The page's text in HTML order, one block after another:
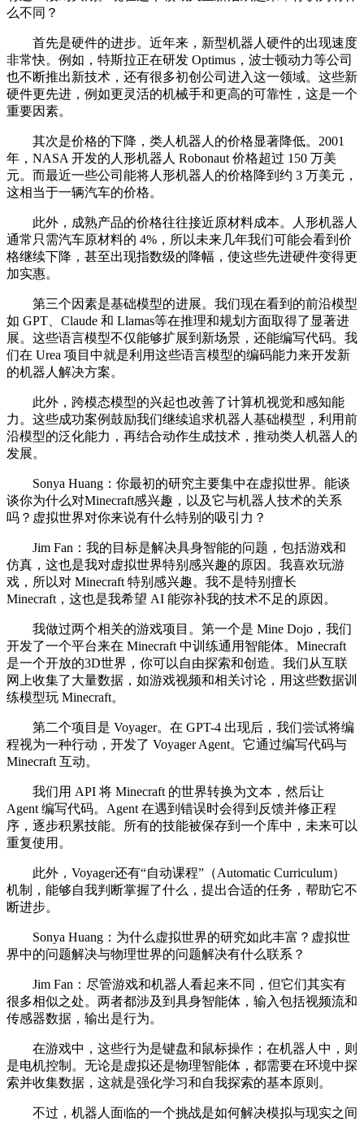
么不同？
首先是硬件的进步。近年来，新型机器人硬件的出现速度
非常快。例如，特斯拉正在研发 Optimus，波士顿动力等公司
也不断推出新技术，还有很多初创公司进入这一领域。这些新
硬件更先进，例如更灵活的机械手和更高的可靠性，这是一个
重要因素。
其次是价格的下降，类人机器人的价格显著降低。2001
年，NASA 开发的人形机器人 Robonaut 价格超过 150 万美
元。而最近一些公司能将人形机器人的价格降到约 3 万美元，
这相当于一辆汽车的价格。
此外，成熟产品的价格往往接近原材料成本。人形机器人
通常只需汽车原材料的 4%，所以未来几年我们可能会看到价
格继续下降，甚至出现指数级的降幅，使这些先进硬件变得更
加实惠。
第三个因素是基础模型的进展。我们现在看到的前沿模型
如 GPT、Claude 和 Llamas等在推理和规划方面取得了显著进
展。这些语言模型不仅能够扩展到新场景，还能编写代码。我
们在 Urea 项目中就是利用这些语言模型的编码能力来开发新
的机器人解决方案。
此外，跨模态模型的兴起也改善了计算机视觉和感知能
力。这些成功案例鼓励我们继续追求机器人基础模型，利用前
沿模型的泛化能力，再结合动作生成技术，推动类人机器人的
发展。
Sonya Huang：你最初的研究主要集中在虚拟世界。能谈
谈你为什么对Minecraft感兴趣，以及它与机器人技术的关系
吗？虚拟世界对你来说有什么特别的吸引力？
Jim Fan：我的目标是解决具身智能的问题，包括游戏和
仿真，这也是我对虚拟世界特别感兴趣的原因。我喜欢玩游
戏，所以对 Minecraft 特别感兴趣。我不是特别擅长
Minecraft，这也是我希望 AI 能弥补我的技术不足的原因。
我做过两个相关的游戏项目。第一个是 Mine Dojo，我们
开发了一个平台来在 Minecraft 中训练通用智能体。Minecraft
是一个开放的3D世界，你可以自由探索和创造。我们从互联
网上收集了大量数据，如游戏视频和相关讨论，用这些数据训
练模型玩 Minecraft。
第二个项目是 Voyager。在 GPT-4 出现后，我们尝试将编
程视为一种行动，开发了 Voyager Agent。它通过编写代码与
Minecraft 互动。
我们用 API 将 Minecraft 的世界转换为文本，然后让
Agent 编写代码。Agent 在遇到错误时会得到反馈并修正程
序，逐步积累技能。所有的技能被保存到一个库中，未来可以
重复使用。
此外，Voyager还有“自动课程”（Automatic Curriculum）
机制，能够自我判断掌握了什么，提出合适的任务，帮助它不
断进步。
Sonya Huang：为什么虚拟世界的研究如此丰富？虚拟世
界中的问题解决与物理世界的问题解决有什么联系？
Jim Fan：尽管游戏和机器人看起来不同，但它们其实有
很多相似之处。两者都涉及到具身智能体，输入包括视频流和
传感器数据，输出是行为。
在游戏中，这些行为是键盘和鼠标操作；在机器人中，则
是电机控制。无论是虚拟还是物理智能体，都需要在环境中探
索并收集数据，这就是强化学习和自我探索的基本原则。
不过，机器人面临的一个挑战是如何解决模拟与现实之间